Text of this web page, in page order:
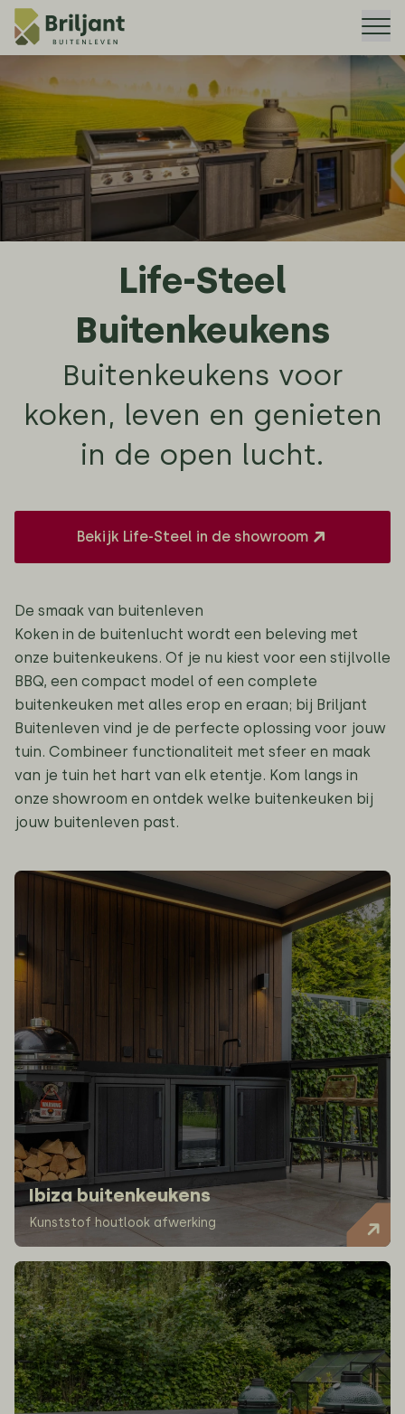
Life-Steel
Buitenkeukens
Buitenkeukens voor
koken, leven en genieten
in de open lucht.
Bekijk Life-Steel in de showroom
De smaak van buitenleven
Koken in de buitenlucht wordt een beleving met
onze buitenkeukens. Of je nu kiest voor een stijlvolle
BBQ, een compact model of een complete
buitenkeuken met alles erop en eraan; bij Briljant
Buitenleven vind je de perfecte oplossing voor jouw
tuin. Combineer functionaliteit met sfeer en maak
van je tuin het hart van elk etentje. Kom langs in
onze showroom en ontdek welke buitenkeuken bij
jouw buitenleven past.
Ibiza buitenkeukens
Kunststof houtlook afwerking